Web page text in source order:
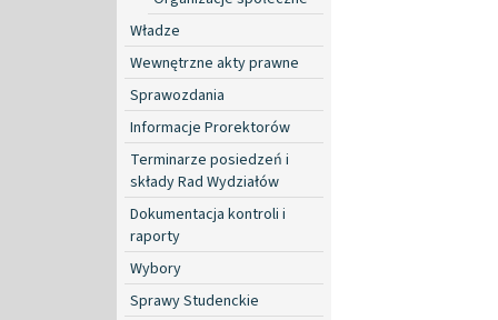
Władze
Wewnętrzne akty prawne
Sprawozdania
Informacje Prorektorów
Terminarze posiedzeń i
składy Rad Wydziałów
Dokumentacja kontroli i
raporty
Wybory
Sprawy Studenckie